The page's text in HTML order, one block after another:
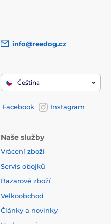
info@reedog.cz
Čeština
Facebook Instagram
Naše služby
Vrácení zboží
Servis obojků
Bazarové zboží
Velkoobchod
Články a novinky